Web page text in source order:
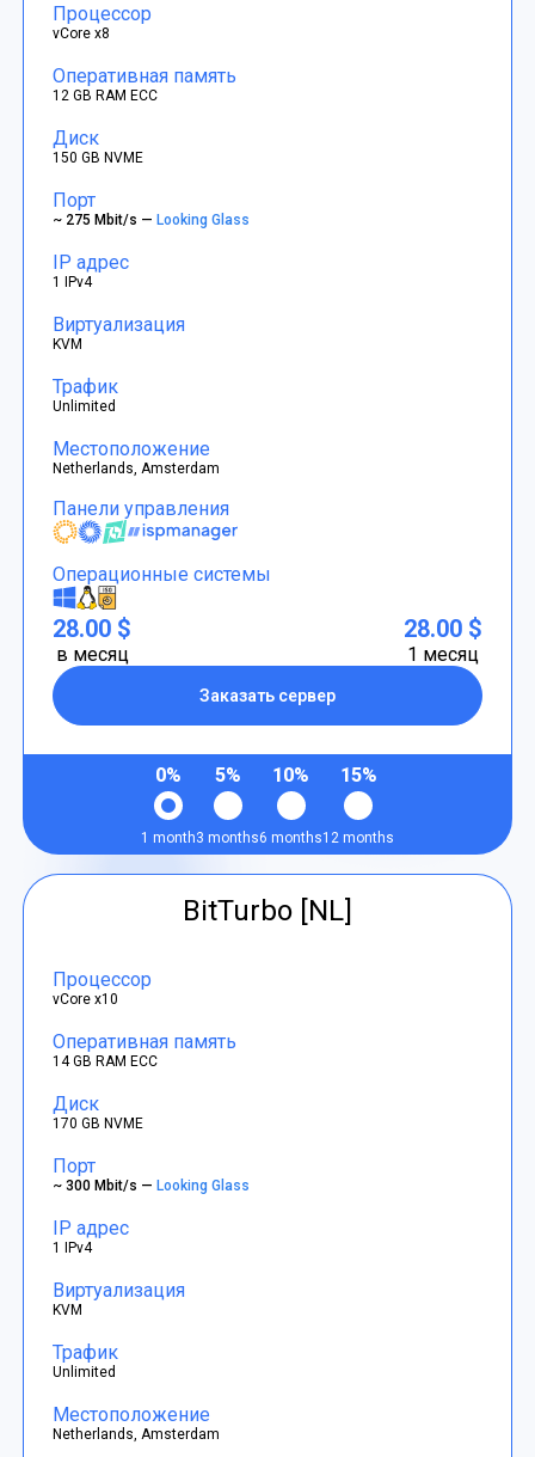
Процессор
vCore x8
Оперативная память
12 GB RAM ECC
Диск
150 GB NVME
Порт
~ 275 Mbit/s —Looking Glass
IP адрес
1 IPv4
Виртуализация
KVM
Трафик
Unlimited
Местоположение
Netherlands, Amsterdam
Панели управления
Операционные системы
28.00 $
в месяц
Заказать сервер
28.00 $
1 месяц
0%
1 month
5%
3 months
10%
6 months
15%
12 months
BitTurbo [NL]
Процессор
vCore x10
Оперативная память
14 GB RAM ECC
Диск
170 GB NVME
Порт
~ 300 Mbit/s —Looking Glass
IP адрес
1 IPv4
Виртуализация
KVM
Трафик
Unlimited
Местоположение
Netherlands, Amsterdam